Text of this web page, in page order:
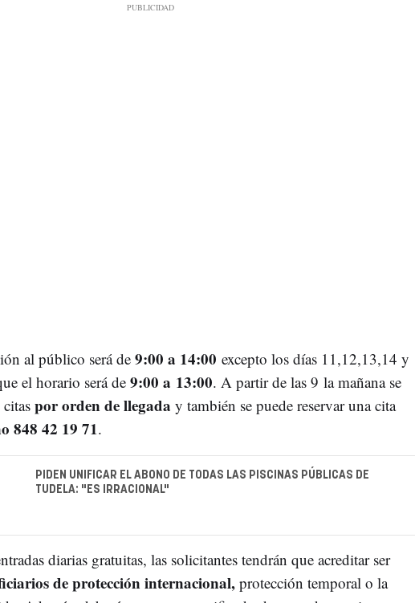
al público será de9:00 a 14:00 excepto los días 11,12,13,14 y
el horario será de 9:00 a 13:00. A partir de las 9 la mañana se
por orden de llegada y también se puede reservar una cita
848 42 19 71.
PIDEN UNIFICAR EL ABONO DE TODAS LAS PISCINAS PÚBLICAS DE
TUDELA: "ES IRRACIONAL"
diarias gratuitas, las solicitantes tendrán que acreditar ser
de protección internacional,protección temporal o la